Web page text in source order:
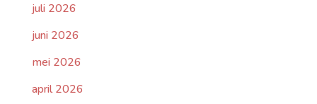
juli 2026
juni 2026
mei 2026
april 2026